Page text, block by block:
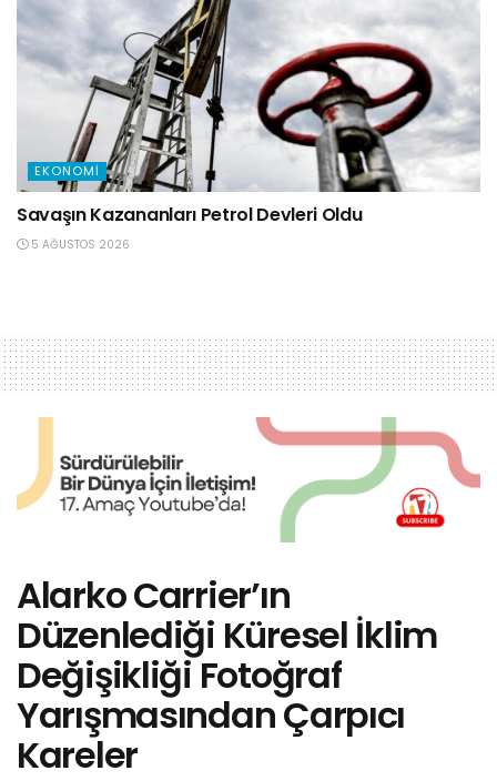
EKONOMI
Savaşın Kazananları Petrol Devleri Oldu
5 AĞUSTOS 2026
Alarko Carrier’ın
Düzenlediği Küresel İklim
Değişikliği Fotoğraf
Yarışmasından Çarpıcı
Kareler